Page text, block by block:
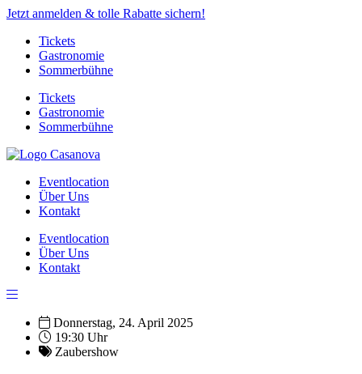
Jetzt anmelden & tolle Rabatte sichern!
Tickets
Gastronomie
Sommerbühne
Tickets
Gastronomie
Sommerbühne
Eventlocation
Über Uns
Kontakt
Eventlocation
Über Uns
Kontakt
Donnerstag, 24. April 2025
19:30 Uhr
Zaubershow